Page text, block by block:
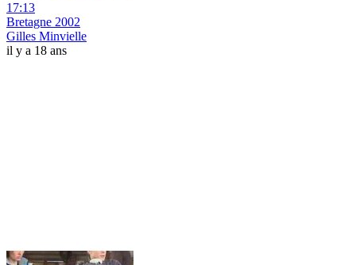
17:13
Bretagne 2002
Gilles Minvielle
il y a 18 ans